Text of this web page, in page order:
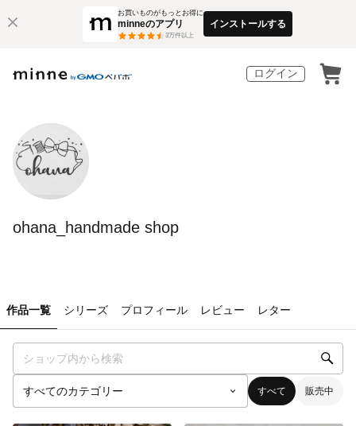
お買いものがもっとお得に
minneのアプリ
3万件以上
インストールする
ログイン
ohana_handmade shop
作品一覧 シリーズ プロフィール レビュー レター
すべて 販売中